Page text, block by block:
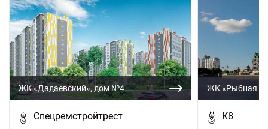
ЖК «Дадаевский», дом №4
Спецремстройтрест
ЖК «Рыбная
К8